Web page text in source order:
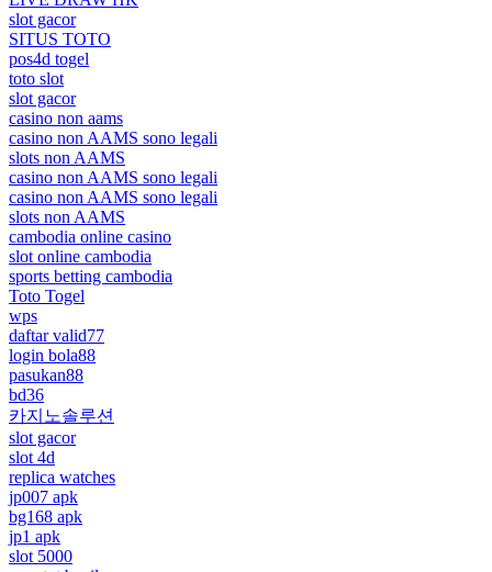
slot gacor
SITUS TOTO
pos4d togel
toto slot
slot gacor
casino non aams
casino non AAMS sono legali
slots non AAMS
casino non AAMS sono legali
casino non AAMS sono legali
slots non AAMS
cambodia online casino
slot online cambodia
sports betting cambodia
Toto Togel
wps
daftar valid77
login bola88
pasukan88
bd36
카지노솔루션
slot gacor
slot 4d
replica watches
jp007 apk
bg168 apk
jp1 apk
slot 5000